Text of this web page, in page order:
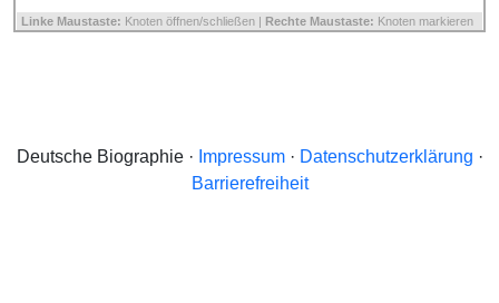
Linke Maustaste: Knoten öffnen/schließen | Rechte Maustaste: Knoten markieren
Deutsche Biographie · Impressum· Datenschutzerklärung ·
Barrierefreiheit